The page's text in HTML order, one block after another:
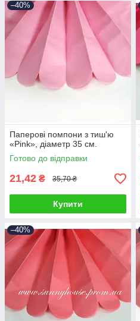
–40%
Паперові помпони з тиш'ю
«Pink», діаметр 35 см.
Готово до відправки
21,42 ₴ 35,70 ₴
Купити
–40%